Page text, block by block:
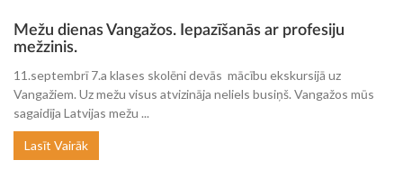
Mežu dienas Vangažos. Iepazīšanās ar profesiju
mežzinis.
11.septembrī 7.a klases skolēni devās mācību ekskursijā uz
Vangažiem. Uz mežu visus atvizināja neliels busiņš. Vangažos mūs
sagaidīja Latvijas mežu ...
Lasīt Vairāk